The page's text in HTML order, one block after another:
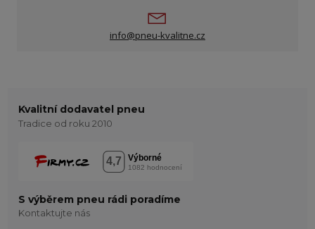
info@pneu-kvalitne.cz
Kvalitní dodavatel pneu
Tradice od roku 2010
S výběrem pneu rádi poradíme
Kontaktujte nás